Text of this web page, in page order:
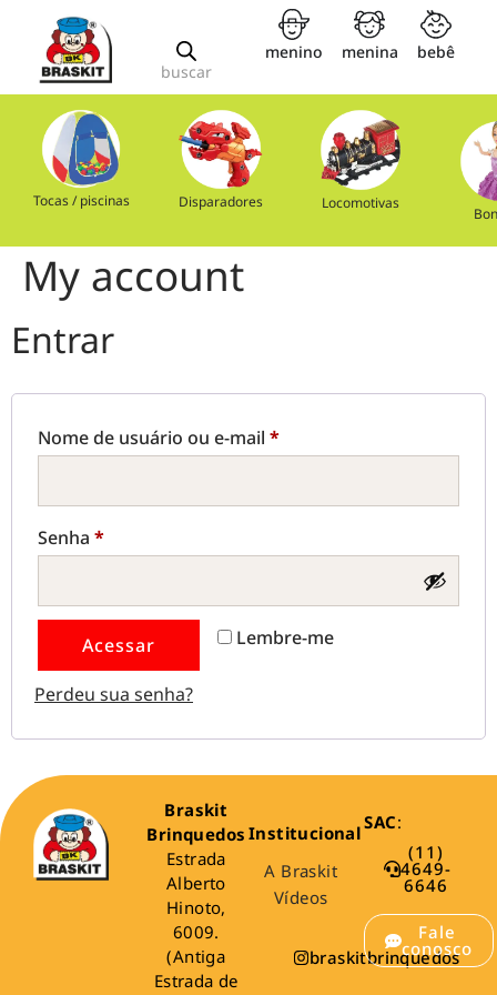
buscar
menino menina bebê
Tocas / piscinas Disparadores Locomotivas
My account
Entrar
Nome de usuário ou e-mail *
Senha *
Lembre-me
Acessar
Perdeu sua senha?
Braskit
Brinquedos
Estrada
Alberto
Hinoto,
6009.
(Antiga
Estrada de
Institucional
A Braskit
Vídeos
braskitbrinquedos
SAC:
(11)
4649-
6646
Fale
conosco